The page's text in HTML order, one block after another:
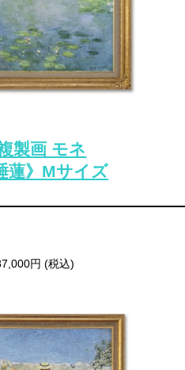
製画 モネ
蓮》Mサイズ
円 (税込)